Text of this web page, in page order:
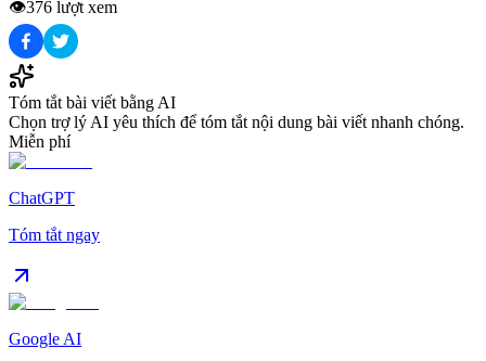
👁️376 lượt xem
Tóm tắt bài viết bằng AI
Chọn trợ lý AI yêu thích để tóm tắt nội dung bài viết nhanh chóng.
Miễn phí
ChatGPT
Tóm tắt ngay
Google AI